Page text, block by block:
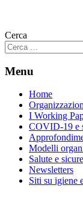
Cerca
Menu
Home
I Working
COVID-19 e
Modelli
Salute e
Newsletters
Siti su igiene